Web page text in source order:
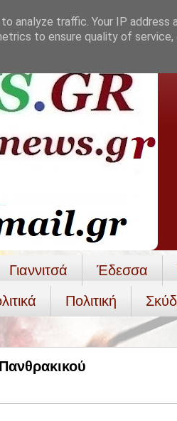
Γιαννιτσά Έδεσσα
Πολιτική
analyze traffic. Your IP address
to ensure quality of service,